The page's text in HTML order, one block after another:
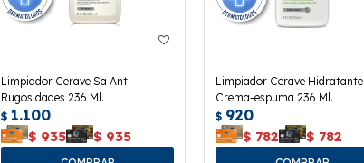
Limpiador Cerave Sa Anti
Rugosidades 236 Ml.
$ 1.100
$ 935 $ 935
Limpiador Cerave Hidratante
Crema-espuma 236 Ml.
$ 920
$ 782 $ 782